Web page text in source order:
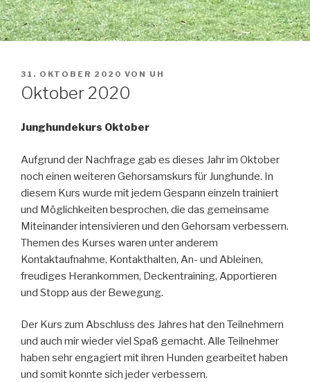
VERÖFFENTLICHT
AM
31. OKTOBER 2020 VON UH
Oktober 2020
Junghundekurs Oktober
Aufgrund der Nachfrage gab es dieses Jahr im Oktober
noch einen weiteren Gehorsamskurs für Junghunde. In
diesem Kurs wurde mit jedem Gespann einzeln trainiert
und Möglichkeiten besprochen, die das gemeinsame
Miteinander intensivieren und den Gehorsam verbessern.
Themen des Kurses waren unter anderem
Kontaktaufnahme, Kontakthalten, An- und Ableinen,
freudiges Herankommen, Deckentraining, Apportieren
und Stopp aus der Bewegung.
Der Kurs zum Abschluss des Jahres hat den Teilnehmern
und auch mir wieder viel Spaß gemacht. Alle Teilnehmer
haben sehr engagiert mit ihren Hunden gearbeitet haben
und somit konnte sich jeder verbessern.